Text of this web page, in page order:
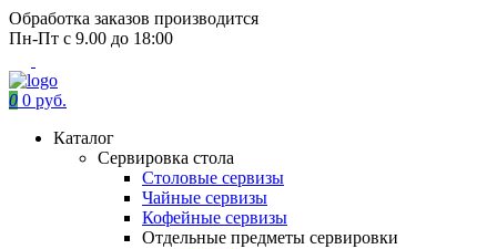
Обработка заказов производится
Пн-Пт с 9.00 до 18:00
0 0 руб.
Каталог
Сервировка стола
Столовые сервизы
Чайные сервизы
Кофейные сервизы
Отдельные предметы сервировки